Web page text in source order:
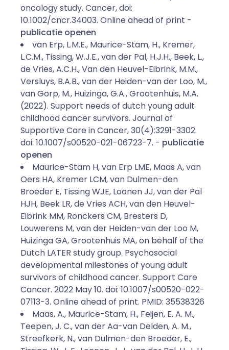
oncology study. Cancer, doi:
10.1002/cncr.34003. Online ahead of print -
publicatie openen
van Erp, L.M.E., Maurice-Stam, H., Kremer,
L.C.M., Tissing, W.J.E., van der Pal, H.J.H., Beek, L.,
de Vries, A.C.H., Van den Heuvel-Eibrink, M.M.,
Versluys, B.A.B., van der Heiden-van der Loo, M.,
van Gorp, M., Huizinga, G.A., Grootenhuis, M.A.
(2022). Support needs of dutch young adult
childhood cancer survivors. Journal of
Supportive Care in Cancer, 30(4):3291-3302.
doi: 10.1007/s00520-021-06723-7. - publicatie
openen
Maurice-Stam H, van Erp LME, Maas A, van
Oers HA, Kremer LCM, van Dulmen-den
Broeder E, Tissing WJE, Loonen JJ, van der Pal
HJH, Beek LR, de Vries ACH, van den Heuvel-
Eibrink MM, Ronckers CM, Bresters D,
Louwerens M, van der Heiden-van der Loo M,
Huizinga GA, Grootenhuis MA, on behalf of the
Dutch LATER study group. Psychosocial
developmental milestones of young adult
survivors of childhood cancer. Support Care
Cancer. 2022 May 10. doi: 10.1007/s00520-022-
07113-3. Online ahead of print. PMID: 35538326
Maas, A., Maurice-Stam, H., Feijen, E. A. M.,
Teepen, J. C., van der Aa-van Delden, A. M.,
Streefkerk, N., van Dulmen-den Broeder, E.,